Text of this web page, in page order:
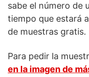
sabe el número de
tiempo que estará
de muestras gratis.
Para pedir la
en la imagen de